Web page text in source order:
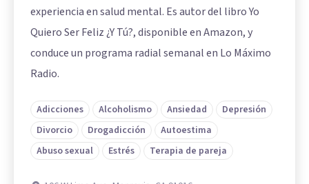
experiencia en salud mental. Es autor del libro Yo
Quiero Ser Feliz ¿Y Tú?, disponible en Amazon, y
conduce un programa radial semanal en Lo Máximo
Radio.
Adicciones Alcoholismo Ansiedad
Depresión
Divorcio
Drogadicción
Autoestima
Abuso sexual
Estrés Terapia de pareja